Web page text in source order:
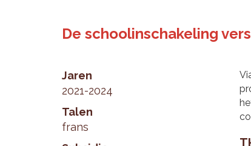
De schoolinschakeling
Jaren
2021-2024
Talen
frans